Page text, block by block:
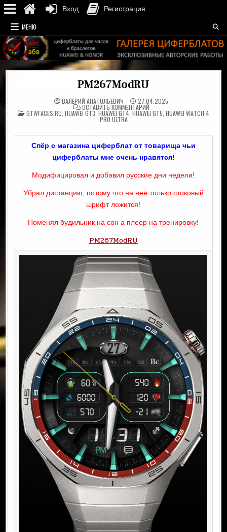
Перейти
к
содержимому
МЕНЮ
PM267ModRU
ВАЛЕРИЙ АНАТОЛЬЕВИЧ 27.04.2025
ОСТАВИТЬ КОММЕНТАРИЙНА
PM267MODRU
ОПУБЛИКОВАНО
В
GTWFACES.RU HUAWEI GT3 HUAWEI GT4 HUAWEI GT5 HUAWEI WATCH 4
PRO ULTRA
Спёр с магазина циферблат от товарища чьи
циферблаты мне очень нравятся!
Модифицировал и добавил русские дни недели!
Убрал дистанцию, потому что на неё только стоковый
шрифт ложится!
Поменял будильник на сон а плеер на тренировку!
PM267ModRU
Вход Регистрация